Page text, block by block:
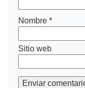
Nombre *
Sitio web
Enviar